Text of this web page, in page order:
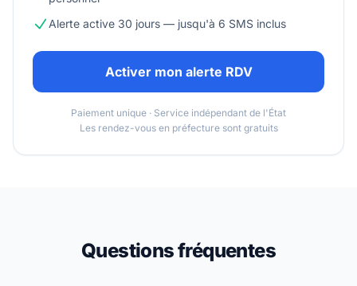
Alerte active 30 jours — jusqu'à 6 SMS inclus
Activer mon alerte RDV
Paiement unique · Service indépendant de l'État
Les rendez-vous en préfecture sont gratuits
Questions fréquentes